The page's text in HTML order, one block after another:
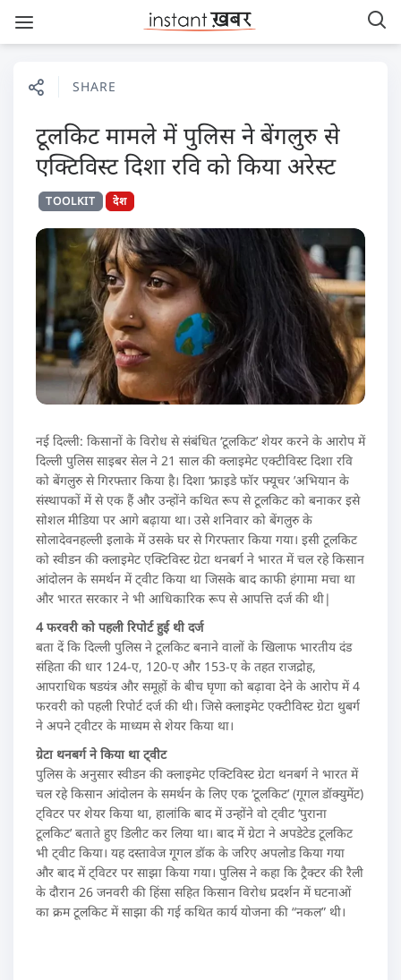
SHARE
टूलकिट मामले में पुलिस ने बेंगलुरु से
एक्टिविस्ट दिशा रवि को किया अरेस्ट
TOOLKIT देश
नई दिल्ली: किसानों के विरोध से संबंधित ‘टूलकिट’ शेयर करने के आरोप में
दिल्ली पुलिस साइबर सेल ने 21 साल की क्लाइमेट एक्टीविस्ट दिशा रवि
को बेंगलुरु से गिरफ्तार किया है। दिशा ‘फ्राइडे फॉर फ्यूचर ’अभियान के
संस्थापकों में से एक हैं और उन्होंने कथित रूप से टूलकिट को बनाकर इसे
सोशल मीडिया पर आगे बढ़ाया था। उसे शनिवार को बेंगलुरु के
सोलादेवनहल्ली इलाके में उसके घर से गिरफ्तार किया गया। इसी टूलकिट
को स्वीडन की क्लाइमेट एक्टिविस्ट ग्रेटा थनबर्ग ने भारत में चल रहे किसान
आंदोलन के समर्थन में ट्वीट किया था जिसके बाद काफी हंगामा मचा था
और भारत सरकार ने भी आधिकारिक रूप से आपत्ति दर्ज की थी|
4 फरवरी को पहली रिपोर्ट हुई थी दर्ज
बता दें कि दिल्ली पुलिस ने टूलकिट बनाने वालों के खिलाफ भारतीय दंड
संहिता की धार 124-ए, 120-ए और 153-ए के तहत राजद्रोह,
आपराधिक षडयंत्र और समूहों के बीच घृणा को बढ़ावा देने के आरोप में 4
फरवरी को पहली रिपोर्ट दर्ज की थी। जिसे क्लाइमेट एक्टीविस्ट ग्रेटा थुबर्ग
ने अपने ट्वीटर के माध्यम से शेयर किया था।
ग्रेटा थनबर्ग ने किया था ट्वीट
पुलिस के अनुसार स्वीडन की क्लाइमेट एक्टिविस्ट ग्रेटा थनबर्ग ने भारत में
चल रहे किसान आंदोलन के समर्थन के लिए एक ‘टूलकिट’ (गूगल डॉक्युमेंट)
ट्विटर पर शेयर किया था, हालांकि बाद में उन्होंने वो ट्वीट ‘पुराना
टूलकिट’ बताते हुए डिलीट कर लिया था। बाद में ग्रेटा ने अपडेटेड टूलकिट
भी ट्वीट किया। यह दस्तावेज गूगल डॉक के जरिए अपलोड किया गया
और बाद में ट्विटर पर साझा किया गया। पुलिस ने कहा कि ट्रैक्टर की रैली
के दौरान 26 जनवरी की हिंसा सहित किसान विरोध प्रदर्शन में घटनाओं
का क्रम टूलकिट में साझा की गई कथित कार्य योजना की “नकल” थी।